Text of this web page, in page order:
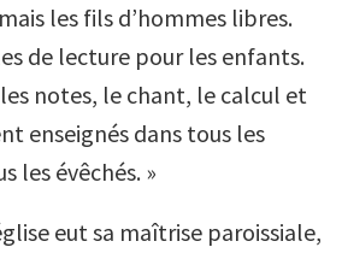
les fils d’hommes libres.
de lecture pour les enfants.
notes, le chant, le calcul et
enseignés dans tous les
les évêchés. »
eut sa maîtrise paroissiale,